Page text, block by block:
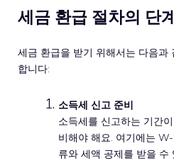
세금 환급 절차의 단
세금 환급을 받기 위해서는 다음과
합니다:
소득세 신고 준비
소득세를 신고하는 기간
비해야 해요. 여기에는
류와 세액 공제를 받을 수